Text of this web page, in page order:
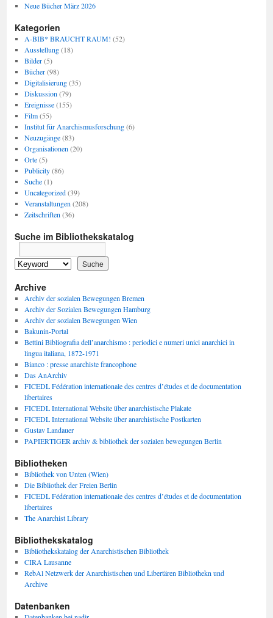
Neue Bücher März 2026
Kategorien
A-BIB* BRAUCHT RAUM! (52)
Ausstellung(18)
Bilder(5)
Bücher(98)
Digitalisierung(35)
Diskussion (79)
Ereignisse(155)
Film(55)
Institut für Anarchismusforschung(6)
Neuzugänge(83)
Organisationen (20)
Orte(5)
Publicity(86)
Suche(1)
Uncategorized(39)
Veranstaltungen (208)
Zeitschriften (36)
Suche im Bibliothekskatalog
Archive
Archiv der sozialen Bewegungen Bremen
Archiv der Sozialen Bewegungen Hamburg
Archiv der sozialen Bewegungen Wien
Bakunin-Portal
Bettini Bibliografia dell’anarchismo : periodici e numeri unici anarchici in
lingua italiana, 1872-1971
Bianco : presse anarchiste francophone
Das AnArchiv
FICEDL Fédération internationale des centres d’études et de documentation
libertaires
FICEDL International Website über anarchistische Plakate
FICEDL International Website über anarchistische Postkarten
Gustav Landauer
PAPIERTIGER archiv & bibliothek der sozialen bewegungen Berlin
Bibliotheken
Bibliothek von Unten (Wien)
Die Bibliothek der Freien Berlin
FICEDL Fédération internationale des centres d’études et de documentation
libertaires
The Anarchist Library
Bibliothekskatalog
Bibliothekskatalog der Anarchistischen Bibliothek
CIRA Lausanne
RebAl Netzwerk der Anarchistischen und Libertären Bibliothekn und
Archive
Datenbanken